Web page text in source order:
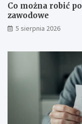
Co można robić
zawodowe
5 sierpnia 2026